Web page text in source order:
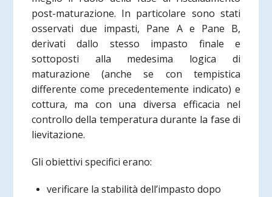
post-maturazione. In particolare sono stati
osservati due impasti, Pane A e Pane B,
derivati dallo stesso impasto finale e
sottoposti alla medesima logica di
maturazione (anche se con tempistica
differente come precedentemente indicato) e
cottura, ma con una diversa efficacia nel
controllo della temperatura durante la fase di
lievitazione.
Gli obiettivi specifici erano:
verificare la stabilità dell’impasto dopo